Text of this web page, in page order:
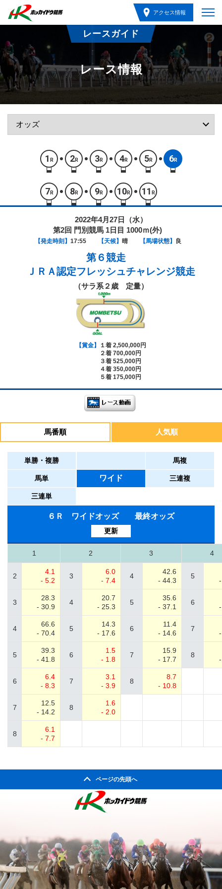
アクセス情報
レースガイド
レース情報
1 R 2R 3R 4R 5R 6R
7 R 8R 9R 10R 11 R
2022年4月27日（水）
第2回 門別競馬 1日目 1000ｍ(外)
【発走時刻】 17:55 【天候】 晴 【馬場状態】 良
第６競走
ＪＲＡ認定フレッシュチャレンジ競走
（サラ系２歳 定量）
【賞金】
１着 2,500,000円
２着 700,000円
３着 525,000円
４着 350,000円
５着 175,000円
馬番順 人気順
単勝・複勝 馬複
馬単 ワイド 三連複
三連単
６Ｒ ワイドオッズ 最終オッズ
更新
1 2 3 4
2
4.1
- 5.2
3
6.0
- 7.4
4
42.6
- 44.3
5
3
28.3
- 30.9
4
20.7
- 25.3
5
35.6
- 37.1
6
4
66.6
- 70.4
5
14.3
- 17.6
6
11.4
- 14.6
7
5
39.3
- 41.8
6
1.5
- 1.8
7
15.9
- 17.7
8
6
6.4
- 8.3
7
3.1
- 3.9
8
8.7
- 10.8
7
12.5
- 14.2
8
1.6
- 2.0
8
6.1
- 7.7
ページの先頭へ